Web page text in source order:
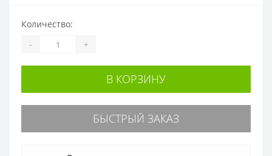
Количество:
- +
В КОРЗИНУ
БЫСТРЫЙ ЗАКАЗ